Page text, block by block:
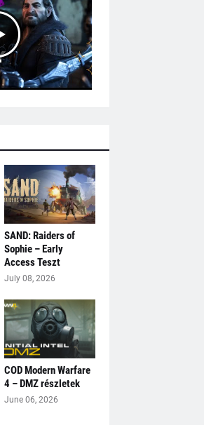
SAND: Raiders of
Sophie – Early
Access Teszt
July 08, 2026
COD Modern Warfare
4 – DMZ részletek
June 06, 2026